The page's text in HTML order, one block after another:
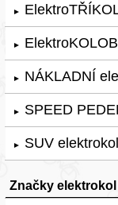
►
►
► NÁKLADNÍ
► SPEED
► SUV
Značky elektrokol